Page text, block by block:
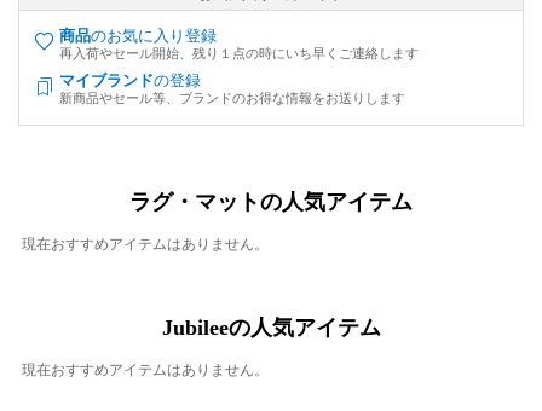
商品のお気に入り登録
再入荷やセール開始、残り１点の時にいち早くご連絡します
マイブランドの登録
新商品やセール等、ブランドのお得な情報をお送りします
ラグ・マットの人気アイテム
現在おすすめアイテムはありません。
Jubileeの人気アイテム
現在おすすめアイテムはありません。